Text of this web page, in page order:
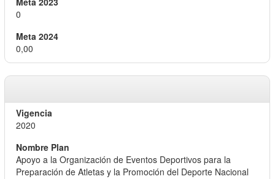
0
0,00
2020
Apoyo a la Organización de Eventos Deportivos para la
Preparación de Atletas y la Promoción del Deporte Nacional